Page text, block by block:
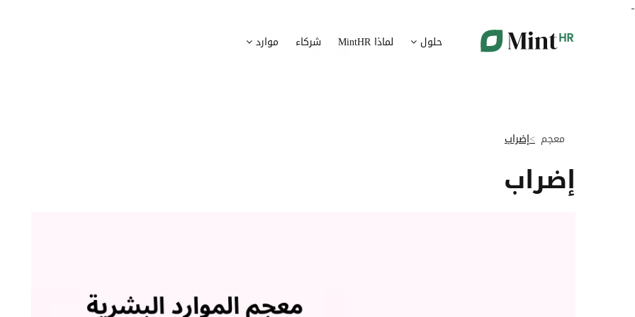
حلول لماذا MintHR شركاء موارد
-
معجم إضراب
إضراب
بيانات الموارد البشرية ممركزة في بوابة واحدة قم برقمنة عملية التوظيف الخاصة بك
تدبير الوثائق
قم بإدارة الوثائق الإدارية بشكل أوتوماتيكي